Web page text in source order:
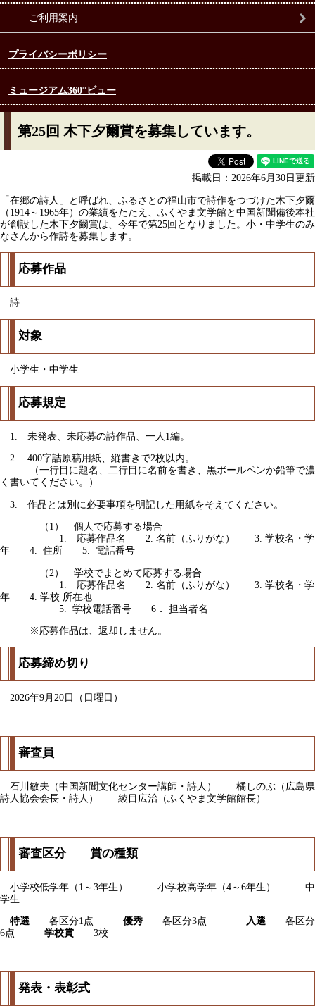
ご利用案内
プライバシーポリシー
ミュージアム360°ビュー
第25回 木下夕爾賞を募集しています。
掲載日：2026年6月30日更新
「在郷の詩人」と呼ばれ、ふるさとの福山市で詩作をつづけた木下夕爾
（1914～1965年）の業績をたたえ、ふくやま文学館と中国新聞備後本社
が創設した木下夕爾賞は、今年で第25回となりました。小・中学生のみ
なさんから作詩を募集します。
応募作品
詩
対象
小学生・中学生
応募規定
1. 未発表、未応募の詩作品、一人1編。
2. 400字詰原稿用紙、縦書きで2枚以内。
（一行目に題名、二行目に名前を書き、黒ボールペンか鉛筆で濃
く書いてください。）
3. 作品とは別に必要事項を明記した用紙をそえてください。
（1） 個人で応募する場合
1. 応募作品名 2. 名前（ふりがな） 3. 学校名・学
年 4. 住所 5. 電話番号
（2） 学校でまとめて応募する場合
1. 応募作品名 2. 名前（ふりがな） 3. 学校名・学
年 4. 学校 所在地
5. 学校電話番号 6． 担当者名
※応募作品は、返却しません。
応募締め切り
2026年9月20日（日曜日）
審査員
石川敏夫（中国新聞文化センター講師・詩人） 橘しのぶ（広島県
詩人協会会長・詩人） 綾目広治（ふくやま文学館館長）
審査区分 賞の種類
小学校低学年（1～3年生） 小学校高学年（4～6年生） 中
学生
特選 各区分1点 優秀 各区分3点 入選 各区分
6点 学校賞 3校
発表・表彰式